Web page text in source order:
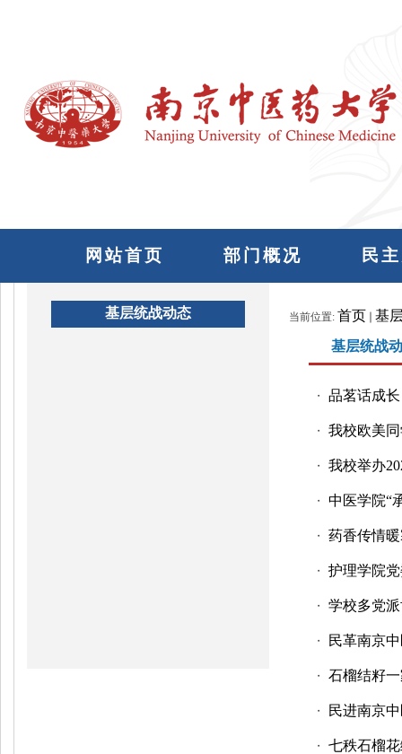
网站首页 部门概况 民
基层统战动态 当前位置: 首页 基
基层统战
・ 品茗话成
・ 我校欧美
・ 我校举办
・ 中医学院“
・ 药香传情
・ 护理学院
・ 学校多党
・ 民革南京
・ 石榴结籽
・ 民进南京
・ 七秩石榴